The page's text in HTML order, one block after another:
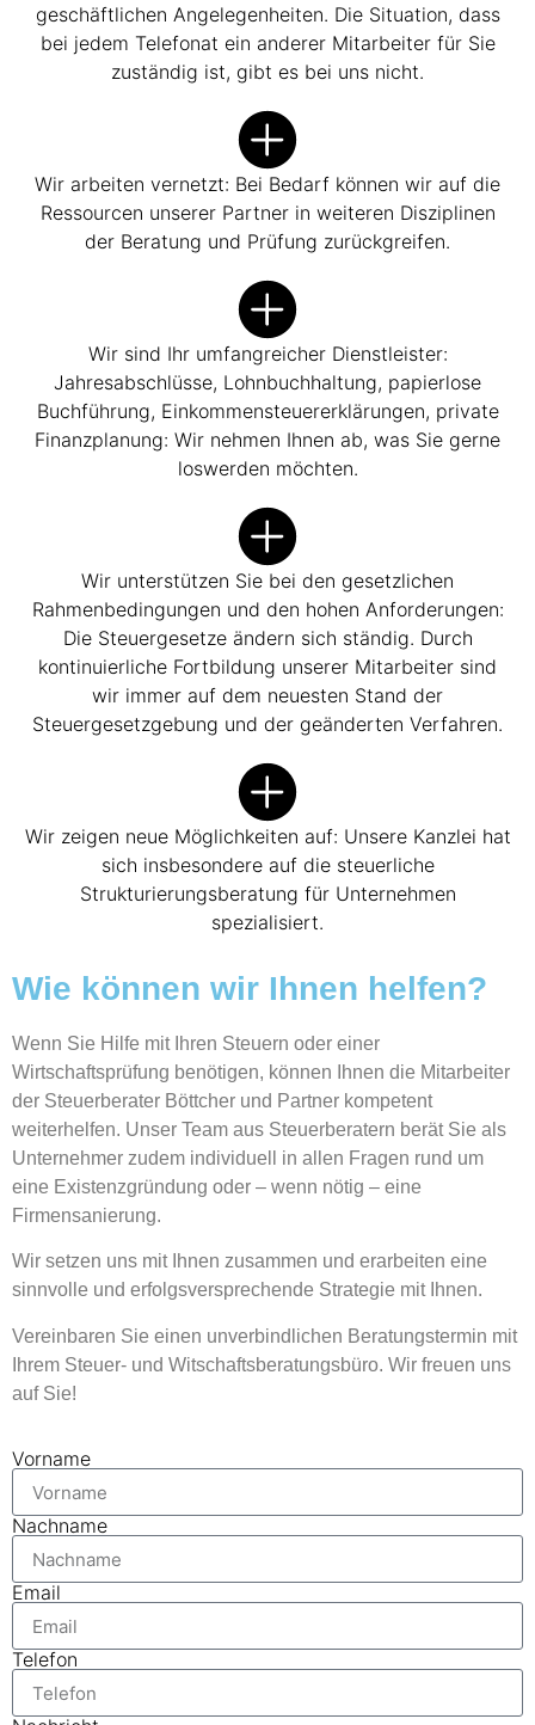
geschäftlichen Angelegenheiten. Die Situation, dass
bei jedem Telefonat ein anderer Mitarbeiter für Sie
zuständig ist, gibt es bei uns nicht.
Wir arbeiten vernetzt: Bei Bedarf können wir auf die
Ressourcen unserer Partner in weiteren Disziplinen
der Beratung und Prüfung zurückgreifen.
Wir sind Ihr umfangreicher Dienstleister:
Jahresabschlüsse, Lohnbuchhaltung, papierlose
Buchführung, Einkommensteuererklärungen, private
Finanzplanung: Wir nehmen Ihnen ab, was Sie gerne
loswerden möchten.
Wir unterstützen Sie bei den gesetzlichen
Rahmenbedingungen und den hohen Anforderungen:
Die Steuergesetze ändern sich ständig. Durch
kontinuierliche Fortbildung unserer Mitarbeiter sind
wir immer auf dem neuesten Stand der
Steuergesetzgebung und der geänderten Verfahren.
Wir zeigen neue Möglichkeiten auf: Unsere Kanzlei hat
sich insbesondere auf die steuerliche
Strukturierungsberatung für Unternehmen
spezialisiert.
Wie können wir Ihnen helfen?
Wenn Sie Hilfe mit Ihren Steuern oder einer
Wirtschaftsprüfung benötigen, können Ihnen die Mitarbeiter
der Steuerberater Böttcher und Partner kompetent
weiterhelfen. Unser Team aus Steuerberatern berät Sie als
Unternehmer zudem individuell in allen Fragen rund um
eine Existenzgründung oder – wenn nötig – eine
Firmensanierung.
Wir setzen uns mit Ihnen zusammen und erarbeiten eine
sinnvolle und erfolgsversprechende Strategie mit Ihnen.
Vereinbaren Sie einen unverbindlichen Beratungstermin mit
Ihrem Steuer- und Witschaftsberatungsbüro. Wir freuen uns
auf Sie!
Vorname
Nachname
Email
Telefon